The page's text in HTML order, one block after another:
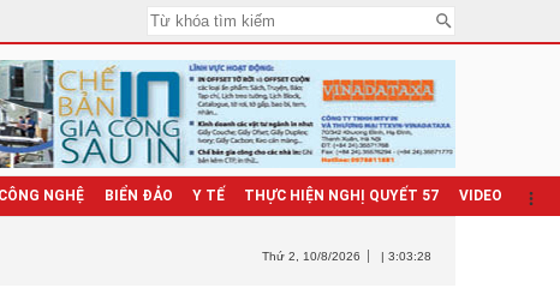
NGHỆ BIỂN ĐẢO Y TẾ THỰC HIỆN NGHỊ QUYẾT 57 VIDEO
Thứ 2 , 10/8/2026 | 3:03:29